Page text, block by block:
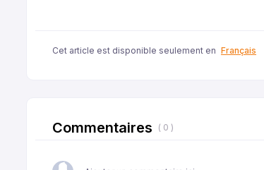
Cet article est disponible seulement en Français
Commentaires ( 0 )